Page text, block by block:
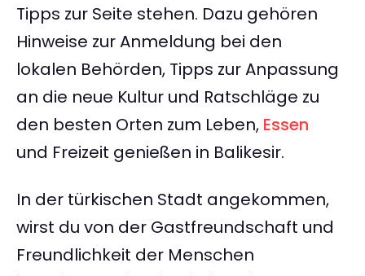
Tipps zur Seite stehen. Dazu gehören
Hinweise zur Anmeldung bei den
lokalen Behörden, Tipps zur Anpassung
an die neue Kultur und Ratschläge zu
den besten Orten zum Leben, Essen
und Freizeit genießen in Balikesir.
In der türkischen Stadt angekommen,
wirst du von der Gastfreundschaft und
Freundlichkeit der Menschen